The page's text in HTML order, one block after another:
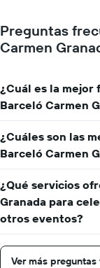
para
la
gráfico
muestra
Y
que
indica
el
precio
promedio
de
una
habitación
Preguntas
Carmen
¿Cuál es la mejor
Barceló Carmen
¿Cuáles son las
Barceló Carmen
¿Qué servicios
Granada para
otros eventos?
Ver más